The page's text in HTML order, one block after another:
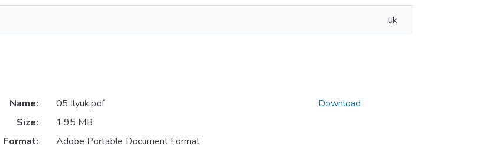
uk
Name:
05 Ilyuk.pdf
Size:
1.95 MB
Format:
Adobe Portable Document Format
Download